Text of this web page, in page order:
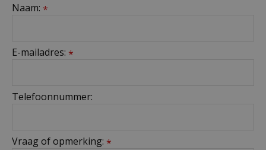
Naam: *
E-mailadres: *
Telefoonnummer:
Vraag of opmerking: *